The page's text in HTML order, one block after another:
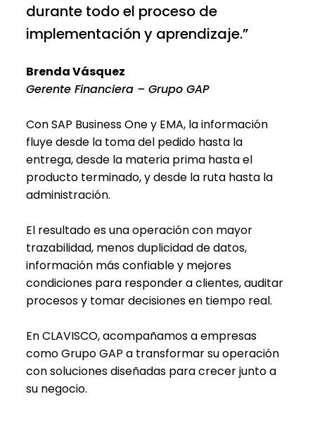
durante todo el proceso de
implementación y aprendizaje.”
Brenda Vásquez
Gerente Financiera – Grupo GAP
Con SAP Business One y EMA, la información
fluye desde la toma del pedido hasta la
entrega, desde la materia prima hasta el
producto terminado, y desde la ruta hasta la
administración.
El resultado es una operación con mayor
trazabilidad, menos duplicidad de datos,
información más confiable y mejores
condiciones para responder a clientes, auditar
procesos y tomar decisiones en tiempo real.
En CLAVISCO, acompañamos a empresas
como Grupo GAP a transformar su operación
con soluciones diseñadas para crecer junto a
su negocio.